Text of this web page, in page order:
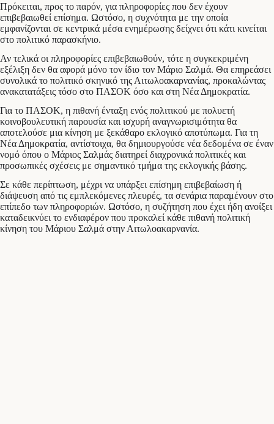
Πρόκειται, προς το παρόν, για πληροφορίες που δεν έχουν
επιβεβαιωθεί επίσημα. Ωστόσο, η συχνότητα με την οποία
εμφανίζονται σε κεντρικά μέσα ενημέρωσης δείχνει ότι κάτι κινείται
στο πολιτικό παρασκήνιο.
Αν τελικά οι πληροφορίες επιβεβαιωθούν, τότε η συγκεκριμένη
εξέλιξη δεν θα αφορά μόνο τον ίδιο τον Μάριο Σαλμά. Θα επηρεάσει
συνολικά το πολιτικό σκηνικό της Αιτωλοακαρνανίας, προκαλώντας
ανακατατάξεις τόσο στο ΠΑΣΟΚ όσο και στη Νέα Δημοκρατία.
Για το ΠΑΣΟΚ, η πιθανή ένταξη ενός πολιτικού με πολυετή
κοινοβουλευτική παρουσία και ισχυρή αναγνωρισιμότητα θα
αποτελούσε μια κίνηση με ξεκάθαρο εκλογικό αποτύπωμα. Για τη
Νέα Δημοκρατία, αντίστοιχα, θα δημιουργούσε νέα δεδομένα σε έναν
νομό όπου ο Μάριος Σαλμάς διατηρεί διαχρονικά πολιτικές και
προσωπικές σχέσεις με σημαντικό τμήμα της εκλογικής βάσης.
Σε κάθε περίπτωση, μέχρι να υπάρξει επίσημη επιβεβαίωση ή
διάψευση από τις εμπλεκόμενες πλευρές, τα σενάρια παραμένουν στο
επίπεδο των πληροφοριών. Ωστόσο, η συζήτηση που έχει ήδη ανοίξει
καταδεικνύει το ενδιαφέρον που προκαλεί κάθε πιθανή πολιτική
κίνηση του Μάριου Σαλμά στην Αιτωλοακαρνανία.